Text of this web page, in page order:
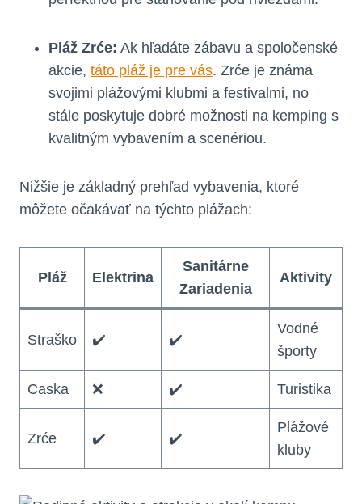
Pláž Zrće: Ak hľadáte zábavu a spoločenské
akcie, táto pláž je pre vás. Zrće je známa
svojimi plážovými klubmi a festivalmi, no
stále poskytuje dobré možnosti na kemping s
kvalitným vybavením a scenériou.
Nižšie je základný prehľad vybavenia, ktoré
môžete očakávať na týchto plážach:
Pláž Elektrina
Sanitárne
Zariadenia
Aktivity
Straško ✔️ ✔️
Vodné
športy
Caska ❌ ✔️ Turistika
Zrće ✔️ ✔️
Plážové
kluby